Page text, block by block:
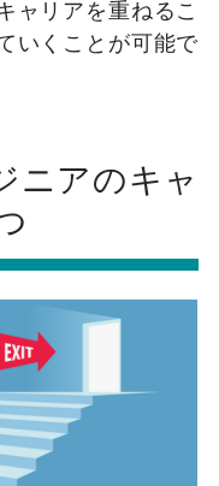
ャリアを重ねるこ
いくことが可能で
ニアのキャ